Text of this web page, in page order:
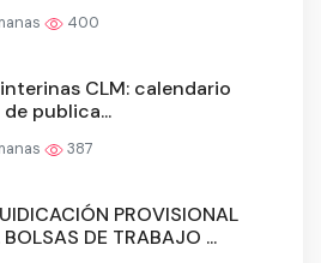
400
CLM: calendario
publica...
387
PROVISIONAL
DE TRABAJO ...